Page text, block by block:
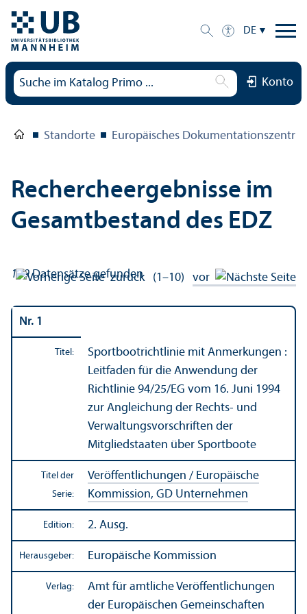
DE
Konto
Standorte Europäisches
Rechercheergebnisse im
Gesamtbestand des EDZ
159Datensätze gefunden
zurück (1–10) vor
Nr. 1
Titel:
Sportboot­richtlinie mit Anmerkungen :
Leitfaden für die Anwendung der
Richtlinie 94/25/EG vom 16. Juni 1994
zur Angleich­ung der Rechts- und
Verwaltungs­vorschriften der
Mitgliedstaaten über Sportboote
Titel der
Serie:
Veröffentlichungen / Europäische
Kommission, GD Unter­nehmen
Edition: 2. Ausg.
Herausgeber: Europäische Kommission
Verlag:
Amt für amtliche Veröffentlichungen
der Europäischen Gemeinschaften